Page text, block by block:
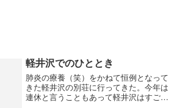
軽井沢でのひととき
肺炎の療養（笑）をかねて恒例となって
きた軽井沢の別荘に行ってきた。今年は
連休と言うこともあって軽井沢はすごい